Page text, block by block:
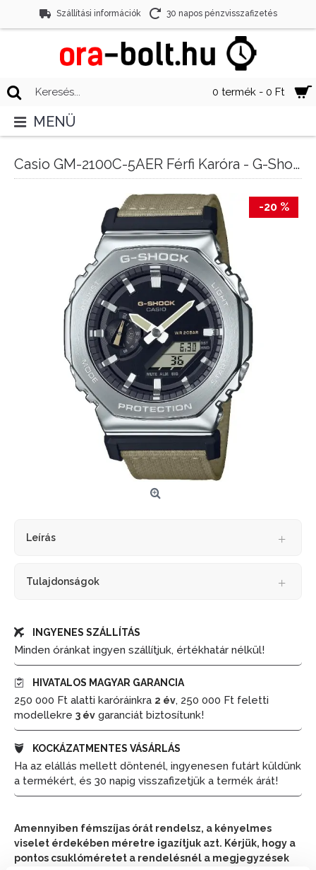
Szállítási információk 30 napos pénzvisszafizetés
0 termék - 0 Ft
MENÜ
Casio GM-2100C-5AER Férfi Karóra - G-Shock CasiOak Metal Covered
-20 %
Leírás
Tulajdonságok
INGYENES SZÁLLÍTÁS
Minden óránkat ingyen szállítjuk, értékhatár nélkül!
HIVATALOS MAGYAR GARANCIA
250 000 Ft alatti karóráinkra 2 év, 250 000 Ft feletti
modellekre 3 év garanciát biztosítunk!
KOCKÁZATMENTES VÁSÁRLÁS
Ha az elállás mellett döntenél, ingyenesen futárt küldünk
a termékért, és 30 napig visszafizetjük a termék árát!
Amennyiben fémszíjas órát rendelsz, a kényelmes
viselet érdekében méretre igazítjuk azt. Kérjük, hogy a
pontos csuklóméretet a rendelésnél a megjegyzések